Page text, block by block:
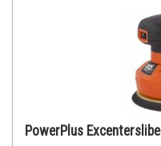
PowerPlus